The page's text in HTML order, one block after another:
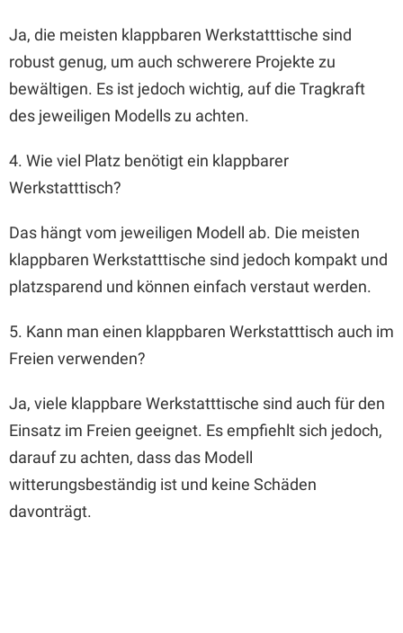
Ja, die meisten klappbaren Werkstatttische sind
robust genug, um auch schwerere Projekte zu
bewältigen. Es ist jedoch wichtig, auf die Tragkraft
des jeweiligen Modells zu achten.
4. Wie viel Platz benötigt ein klappbarer
Werkstatttisch?
Das hängt vom jeweiligen Modell ab. Die meisten
klappbaren Werkstatttische sind jedoch kompakt und
platzsparend und können einfach verstaut werden.
5. Kann man einen klappbaren Werkstatttisch auch im
Freien verwenden?
Ja, viele klappbare Werkstatttische sind auch für den
Einsatz im Freien geeignet. Es empfiehlt sich jedoch,
darauf zu achten, dass das Modell
witterungsbeständig ist und keine Schäden
davonträgt.